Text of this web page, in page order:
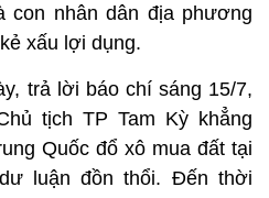
con nhân dân địa phương
xấu lợi dụng.
trả lời báo chí sáng 15/7,
tịch TP Tam Kỳ khẳng
Quốc đổ xô mua đất tại
luận đồn thổi. Đến thời